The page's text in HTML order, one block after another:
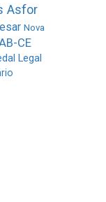
Asfor
Nova
CE
Legal